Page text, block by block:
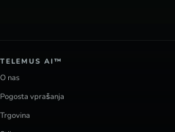
TELEMUS AI™
O nas
Pogosta vprašanja
Trgovina